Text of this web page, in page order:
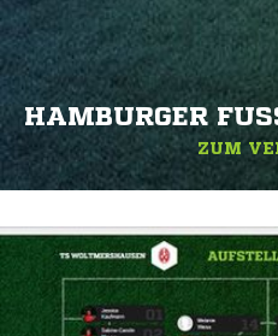
HAMBURGER
ZUM